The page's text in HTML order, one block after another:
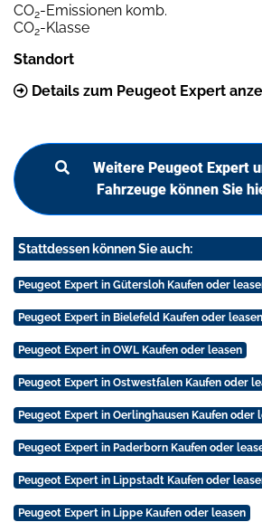
CO2-Emissionen komb.
CO2-Klasse
Standort
Details zum Peugeot Expert
Weitere Peugeot Expert
Fahrzeuge können Sie
Stattdessen können Sie auch:
Peugeot Expert in Gütersloh Kaufen oder
Peugeot Expert in Bielefeld Kaufen oder leasen
Peugeot Expert in OWL Kaufen oder leasen
Peugeot Expert in Ostwestfalen Kaufen oder
Peugeot Expert in Oerlinghausen Kaufen oder
Peugeot Expert in Paderborn Kaufen oder
Peugeot Expert in Lippstadt Kaufen oder
Peugeot Expert in Lippe Kaufen oder leasen